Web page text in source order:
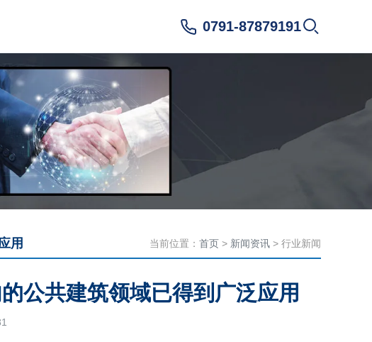
0791-87879191
用 当前位置： 首页 > 新闻资讯 > 行业新闻
公共建筑领域已得到广泛应用